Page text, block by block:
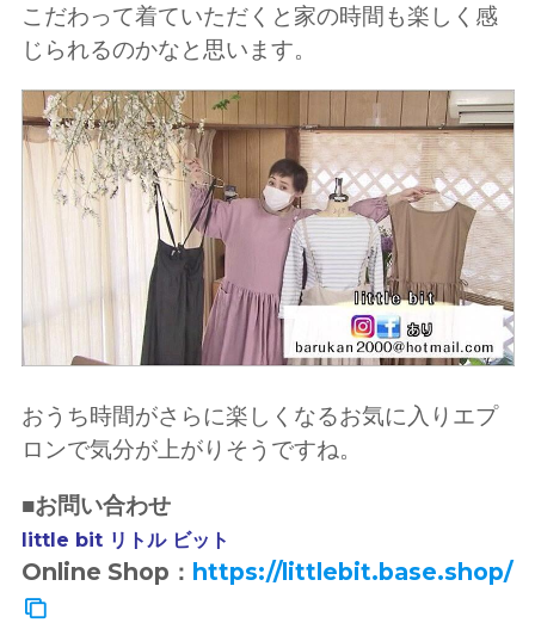
こだわって着ていただくと家の時間も楽しく感
じられるのかなと思います。
おうち時間がさらに楽しくなるお気に入りエプ
ロンで気分が上がりそうですね。
■お問い合わせ
little bit リトル ビット
Online Shop： https://littlebit.base.shop/